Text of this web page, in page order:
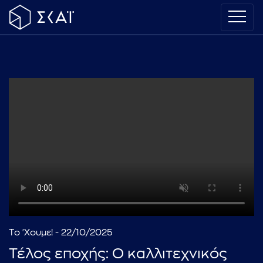
Το 'Χουμε! - 22/10/2025
Τέλος εποχής: Ο καλλιτεχνικός